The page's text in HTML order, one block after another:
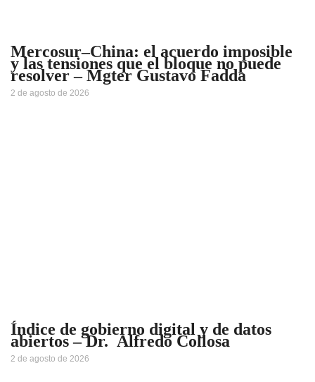
Mercosur–China: el acuerdo imposible
y las tensiones que el bloque no puede
resolver – Mgter Gustavo Fadda
2 de agosto de 2026
Índice de gobierno digital y de datos
abiertos – Dr. Alfredo Collosa
2 de agosto de 2026